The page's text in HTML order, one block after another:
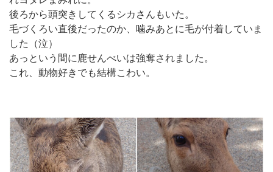
後ろから頭突きしてくるシカさんもいた。
毛づくろい直後だったのか、噛みあとに毛が付着していま
した（泣）
あっという間に鹿せんべいは強奪されました。
これ、動物好きでも結構こわい。